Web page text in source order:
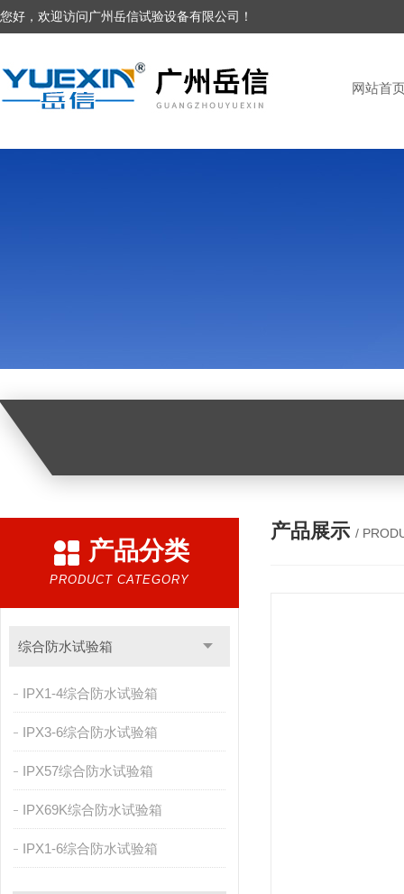
您好，欢迎访问广州岳信试验设备有限公司！
网站首
产品分类
PRODUCT CATEGORY
综合防水试验箱
IPX1-4综合防水试验箱
IPX3-6综合防水试验箱
IPX57综合防水试验箱
IPX69K综合防水试验箱
IPX1-6综合防水试验箱
产品展示 /